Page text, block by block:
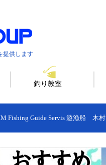
提供します
釣り教室
Fishing Guide Servis 遊漁船 木村